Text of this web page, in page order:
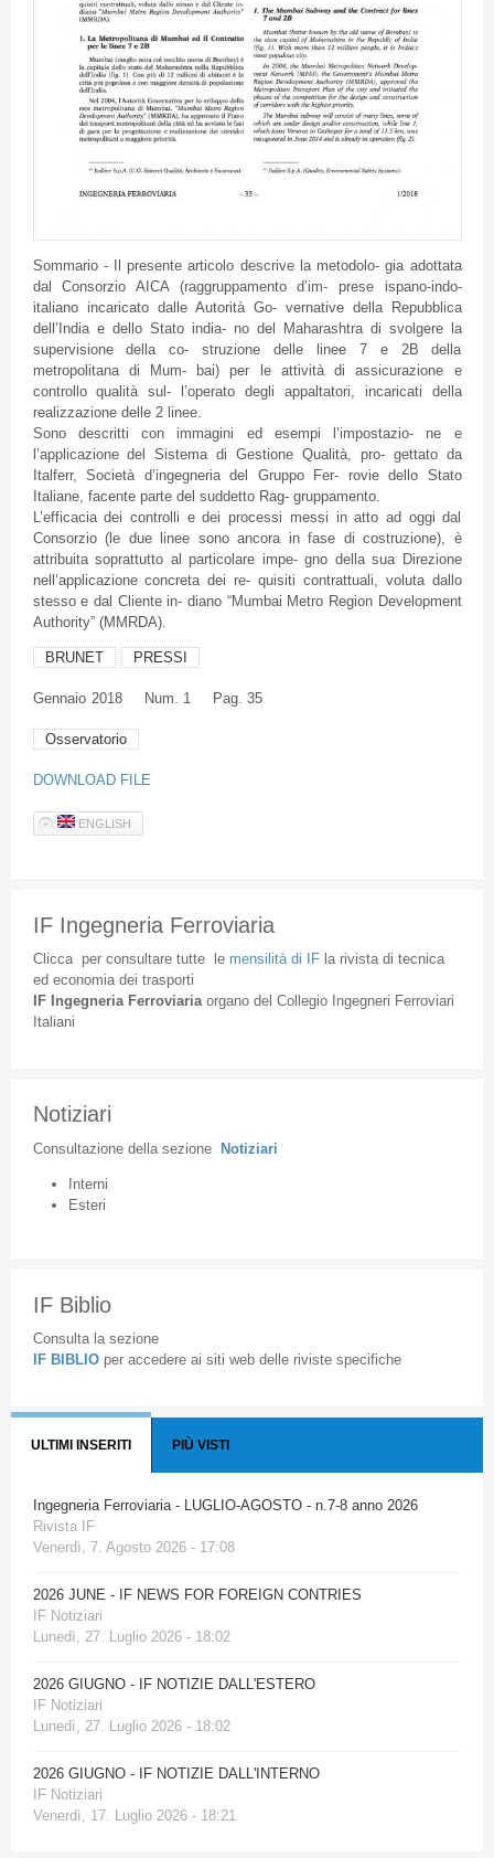
Sommario - Il presente articolo descrive la metodolo- gia adottata
dal Consorzio AICA (raggruppamento d’im- prese ispano-indo-
italiano incaricato dalle Autorità Go- vernative della Repubblica
dell’India e dello Stato india- no del Maharashtra di svolgere la
supervisione della co- struzione delle linee 7 e 2B della
metropolitana di Mum- bai) per le attività di assicurazione e
controllo qualità sul- l’operato degli appaltatori, incaricati della
realizzazione delle 2 linee.
Sono descritti con immagini ed esempi l’impostazio- ne e
l’applicazione del Sistema di Gestione Qualità, pro- gettato da
Italferr, Società d’ingegneria del Gruppo Fer- rovie dello Stato
Italiane, facente parte del suddetto Rag- gruppamento.
L’efficacia dei controlli e dei processi messi in atto ad oggi dal
Consorzio (le due linee sono ancora in fase di costruzione), è
attribuita soprattutto al particolare impe- gno della sua Direzione
nell’applicazione concreta dei re- quisiti contrattuali, voluta dallo
stesso e dal Cliente in- diano “Mumbai Metro Region Development
Authority” (MMRDA).
BRUNET PRESSI
Gennaio 2018 Num. 1 Pag. 35
Osservatorio
DOWNLOAD FILE
ENGLISH
IF Ingegneria Ferroviaria
Cliccaper consultare tuttele mensilità di IFla rivista di tecnica
ed economia dei trasporti
IF Ingegneria Ferroviaria organodel Collegio Ingegneri Ferroviari
Italiani
Notiziari
Consultazione della sezione Notiziari
Interni
Esteri
IF Biblio
Consulta la sezione
IF BIBLIO per accedere ai siti web delle riviste specifiche
ULTIMI INSERITI PIÙ VISTI
Ingegneria Ferroviaria - LUGLIO-AGOSTO - n.7-8 anno 2026
Rivista IF
Venerdì, 7. Agosto 2026 - 17:08
2026 JUNE - IF NEWS FOR FOREIGN CONTRIES
IF Notiziari
Lunedì, 27. Luglio 2026 - 18:02
2026 GIUGNO - IF NOTIZIE DALL'ESTERO
IF Notiziari
Lunedì, 27. Luglio 2026 - 18:02
2026 GIUGNO - IF NOTIZIE DALL'INTERNO
IF Notiziari
Venerdì, 17. Luglio 2026 - 18:21